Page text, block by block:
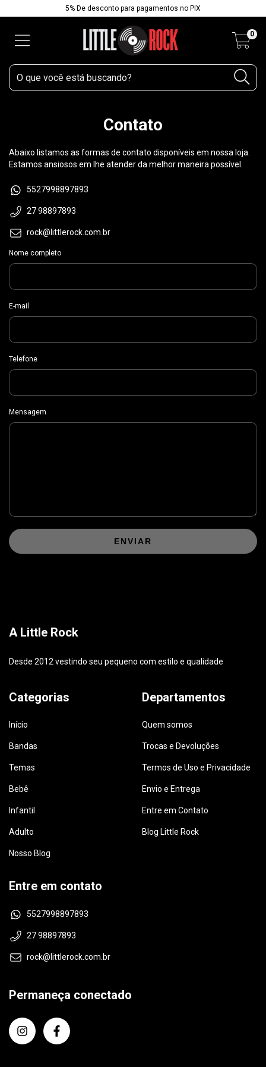
5% De desconto para pagamentos no PIX
0
Contato
Abaixo listamos as formas de contato disponíveis em nossa loja.
Estamos ansiosos em lhe atender da melhor maneira possível.
5527998897893
27 98897893
rock@littlerock.com.br
Nome completo
E-mail
Telefone
Mensagem
ENVIAR
A Little Rock
Desde 2012 vestindo seu pequeno com estilo e qualidade
Categorias
Início
Bandas
Temas
Bebê
Infantil
Adulto
Nosso Blog
Departamentos
Quem somos
Trocas e Devoluções
Termos de Uso e Privacidade
Envio e Entrega
Entre em Contato
Blog Little Rock
Entre em contato
5527998897893
27 98897893
rock@littlerock.com.br
Permaneça conectado